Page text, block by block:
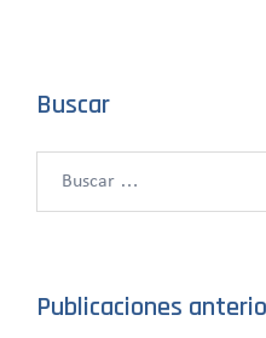
Buscar
Publicaciones